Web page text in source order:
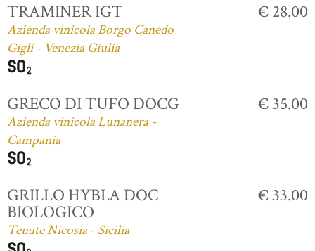
TRAMINER IGT
Azienda vinicola Borgo Canedo
Gigli - Venezia Giulia
€ 28.00
GRECO DI TUFO DOCG
Azienda vinicola Lunanera -
Campania
€ 35.00
GRILLO HYBLA DOC
BIOLOGICO
Tenute Nicosia - Sicilia
€ 33.00